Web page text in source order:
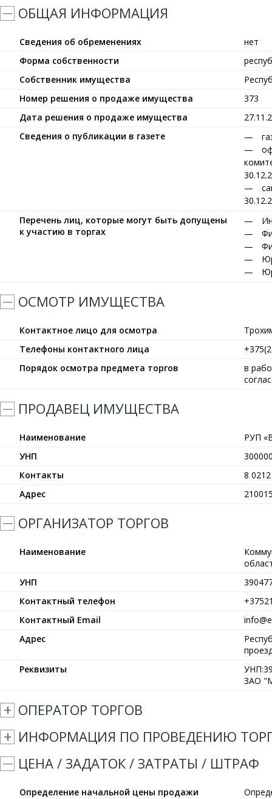
ОБЩАЯ ИНФОРМАЦИЯ
Сведения об обременениях
нет
Форма собственности
Собственник имущества
Номер решения о продаже имущества
373
Дата решения о продаже имущества
Сведения о публикации в газете
Перечень лиц, которые могут быть допущены
к участию в торгах
ОСМОТР ИМУЩЕСТВА
Контактное лицо для осмотра
Телефоны контактного лица
Порядок осмотра предмета торгов
в
ПРОДАВЕЦ ИМУЩЕСТВА
Наименование
РУП
УНП
Контакты
8
Адрес
ОРГАНИЗАТОР ТОРГОВ
Наименование
УНП
Контактный телефон
Контактный Email
Адрес
Реквизиты
ЗАО
ОПЕРАТОР ТОРГОВ
ИНФОРМАЦИЯ ПО ПРОВЕДЕНИЮ
ЦЕНА / ЗАДАТОК / ЗАТРАТЫ / ШТРАФ
Определение начальной цены продажи